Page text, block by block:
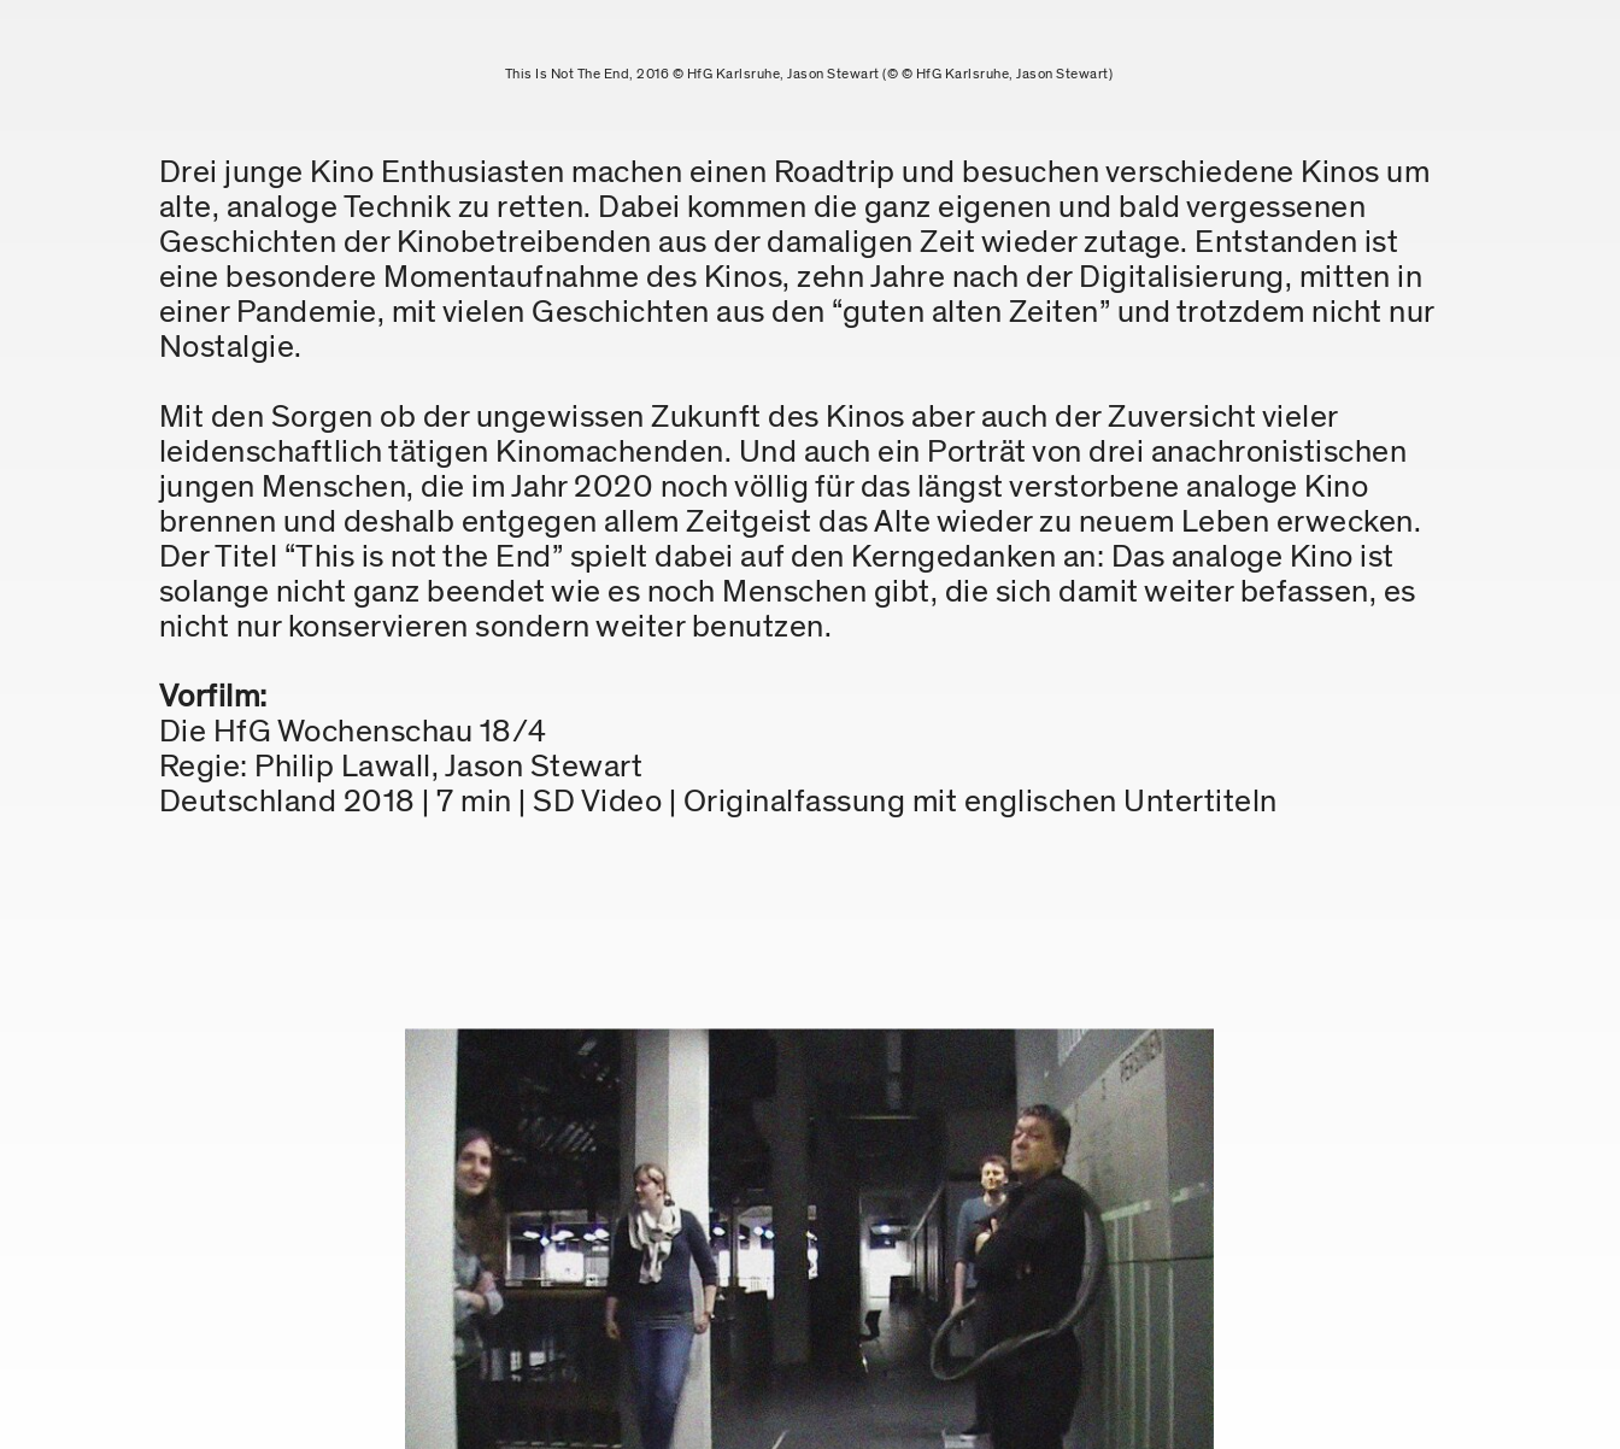
This Is Not The End, 2016 © HfG Karlsruhe, Jason Stewart (© © HfG Karlsruhe, Jason Stewart)
Drei junge Kino Enthusiasten machen einen Roadtrip und besuchen verschiedene Kinos um
alte, analoge Technik zu retten. Dabei kommen die ganz eigenen und bald vergessenen
Geschichten der Kinobetreibenden aus der damaligen Zeit wieder zutage. Entstanden ist
eine besondere Momentaufnahme des Kinos, zehn Jahre nach der Digitalisierung, mitten in
einer Pandemie, mit vielen Geschichten aus den “guten alten Zeiten” und trotzdem nicht nur
Nostalgie.
Mit den Sorgen ob der ungewissen Zukunft des Kinos aber auch der Zuversicht vieler
leidenschaftlich tätigen Kinomachenden. Und auch ein Porträt von drei anachronistischen
jungen Menschen, die im Jahr 2020 noch völlig für das längst verstorbene analoge Kino
brennen und deshalb entgegen allem Zeitgeist das Alte wieder zu neuem Leben erwecken.
Der Titel “This is not the End” spielt dabei auf den Kerngedanken an: Das analoge Kino ist
solange nicht ganz beendet wie es noch Menschen gibt, die sich damit weiter befassen, es
nicht nur konservieren sondern weiter benutzen.
Vorfilm:
Die HfG Wochenschau 18/4
Regie: Philip Lawall, Jason Stewart
Deutschland 2018 | 7 min | SD Video | Originalfassung mit englischen Untertiteln